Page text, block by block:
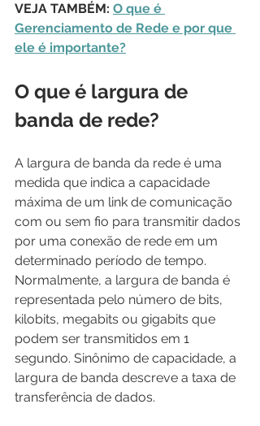
VEJA TAMBÉM: O que é
Gerenciamento de Rede e por que
ele é importante?
O que é largura de
banda de rede?
A largura de banda da rede é uma
medida que indica a capacidade
máxima de um link de comunicação
com ou sem fio para transmitir dados
por uma conexão de rede em um
determinado período de tempo.
Normalmente, a largura de banda é
representada pelo número de bits,
kilobits, megabits ou gigabits que
podem ser transmitidos em 1
segundo. Sinônimo de capacidade, a
largura de banda descreve a taxa de
transferência de dados.